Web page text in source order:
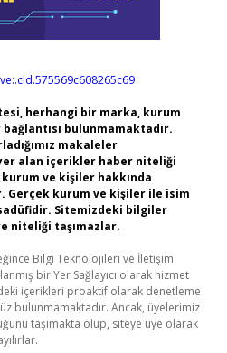
herhangi bir marka, kurum
bulunmamaktadır.
makaleler
alan içerikler haber niteliği
ve kişiler hakkında
Gerçek kurum ve kişiler ile isim
Sitemizdeki bilgiler
niteliği taşımazlar.
Bilgi Teknolojileri ve İletişim
bir Yer Sağlayıcı olarak hizmet
içerikleri proaktif olarak denetleme
bulunmamaktadır. Ancak, üyelerimiz
taşımakta olup, siteye üye olarak